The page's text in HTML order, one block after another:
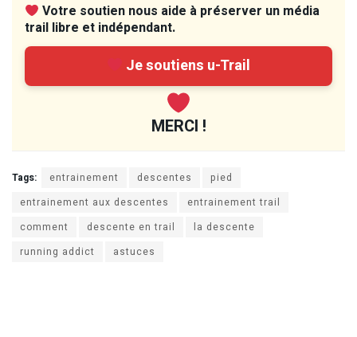
Votre soutien nous aide à préserver un média
trail libre et indépendant.
Je soutiens u-Trail
MERCI !
Tags: entrainement descentes
pied
entrainement aux descentes
entrainement trail
comment
descente en trail
la descente
running addict
astuces